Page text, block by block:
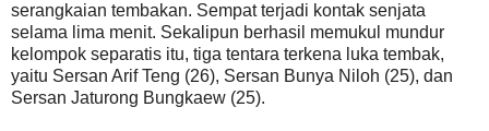
serangkaian tembakan. Sempat terjadi kontak senjata
selama lima menit. Sekalipun berhasil memukul mundur
kelompok separatis itu, tiga tentara terkena luka tembak,
yaitu Sersan Arif Teng (26), Sersan Bunya Niloh (25), dan
Sersan Jaturong Bungkaew (25).